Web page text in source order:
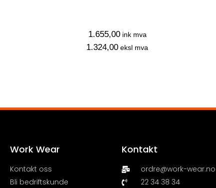
1.655,00ink mva
1.324,00 eksl mva
Work Wear
Kontakt oss
Bli bedriftskunde
Kontakt
ordre@work-wear.no
22 34 38 34